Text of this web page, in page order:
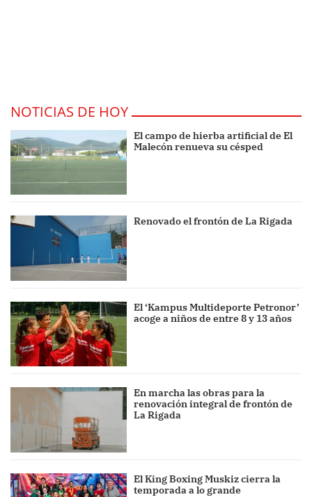
NOTICIAS DE HOY
El campo de hierba artificial de El
Malecón renueva su césped
Renovado el frontón de La Rigada
El ‘Kampus Multideporte Petronor’
acoge a niños de entre 8 y 13 años
En marcha las obras para la
renovación integral de frontón de
La Rigada
El King Boxing Muskiz cierra la
temporada a lo grande